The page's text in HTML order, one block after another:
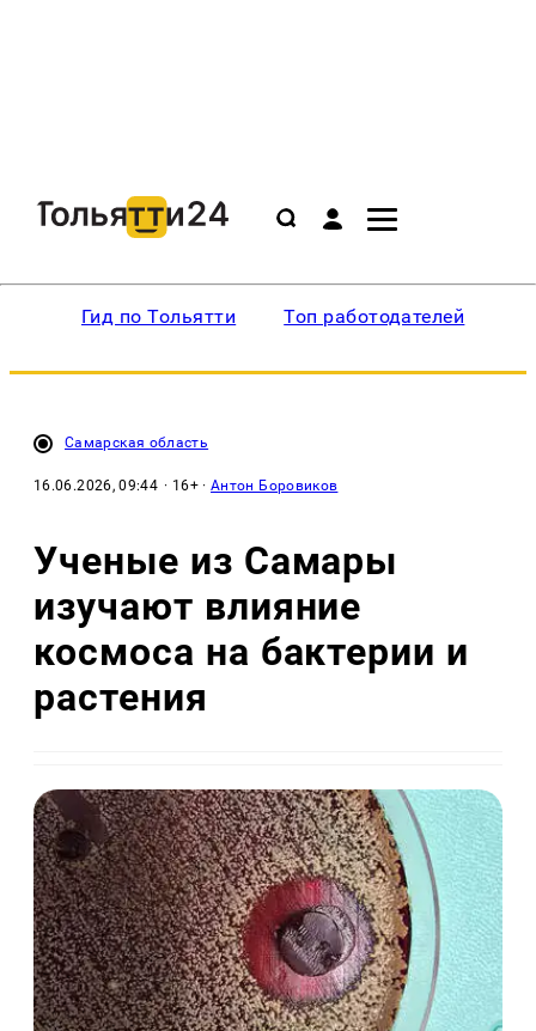
Гид по Тольятти Топ работодателей
Самарская область
16.06.2026, 09:44 · 16+ ·Антон Боровиков
Ученые из Самары
изучают влияние
космоса на бактерии и
растения